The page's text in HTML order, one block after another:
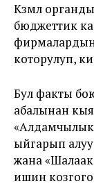
Көзөмөл
бюджеттик
фирмалардын
которулуп,
Бул факты
абалынан
ыйгарып
жана
ишин